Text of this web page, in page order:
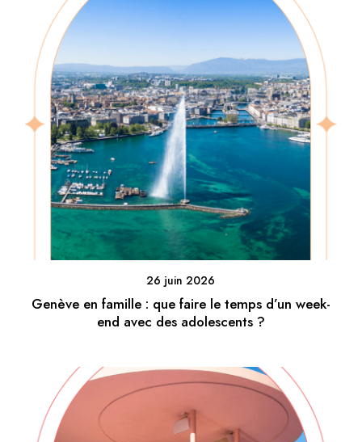
26 juin 2026
Genève en famille : que faire le temps d’un week-
end avec des adolescents ?